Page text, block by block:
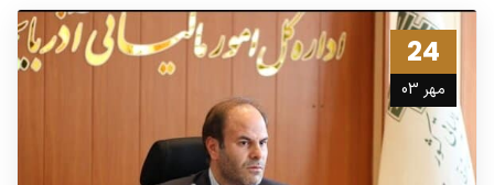
24
مهر 03